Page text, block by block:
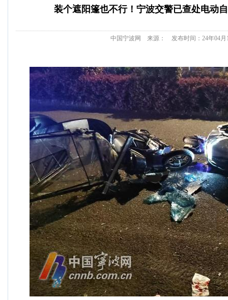
装个遮阳篷也不行！宁波交警已查处电动
中国宁波网 来源： 发布时间：24年04月